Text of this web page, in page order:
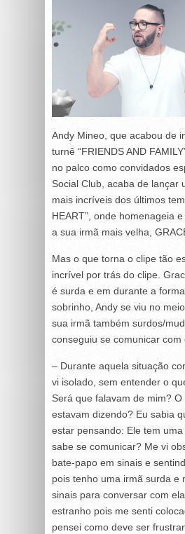
Andy Mineo, que acabou de
turnê “FRIENDS AND
no palco como convidados
Social Club, acaba de lançar
mais incríveis dos últimos
HEART”, onde homenageia
a sua irmã mais velha,
Mas o que torna o clipe tão
incrível por trás do clipe.
é surda e em durante a
sobrinho, Andy se viu no
sua irmã também surdos/
conseguiu se comunicar com
– Durante aquela situação
vi isolado, sem entender o
Será que falavam de mim? O
estavam dizendo? Eu sabia
estar pensando: Ele tem
sabe se comunicar? Me vi
bate-papo em sinais e
pois tenho uma irmã surda e
sinais para conversar com
estranho pois me senti
pensei como deve ser